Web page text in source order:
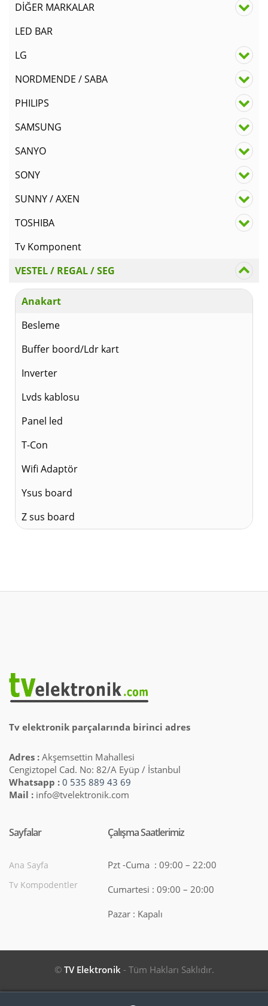
DİĞER MARKALAR
LED BAR
LG
NORDMENDE / SABA
PHILIPS
SAMSUNG
SANYO
SONY
SUNNY / AXEN
TOSHIBA
Tv Komponent
VESTEL / REGAL / SEG
Anakart
Besleme
Buffer boord/Ldr kart
Inverter
Lvds kablosu
Panel led
T-Con
Wifi Adaptör
Ysus board
Z sus board
Tv elektronik parçalarında birinci adres
Adres : Akşemsettin Mahallesi
Cengiztopel Cad. No: 82/A Eyüp / İstanbul
Whatsapp : 0 535 889 43 69
Mail : info@tvelektronik.com
Sayfalar
Ana Sayfa
Tv Kompodentler
Çalışma Saatlerimiz
Pzt -Cuma : 09:00 – 22:00
Cumartesi : 09:00 – 20:00
Pazar : Kapalı
© TV Elektronik- Tüm Hakları Saklıdır.